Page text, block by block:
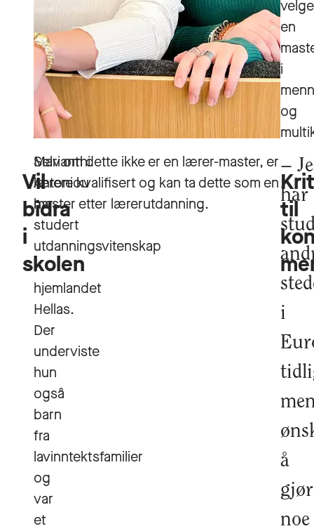
velge
en
i
og
Vil
bidra
i
skolen
Marianthi
Antoniou
har
studert
utdanningsvitenskap
i
hjemlandet
Hellas.
Der
underviste
hun
også
barn
fra
lavinntektsfamilier
og
var
et
Selv om dette ikke er en lærer-master, er
lærere kvalifisert og kan ta dette som en
master etter lærerutdanning.
har
i
å
noe
til